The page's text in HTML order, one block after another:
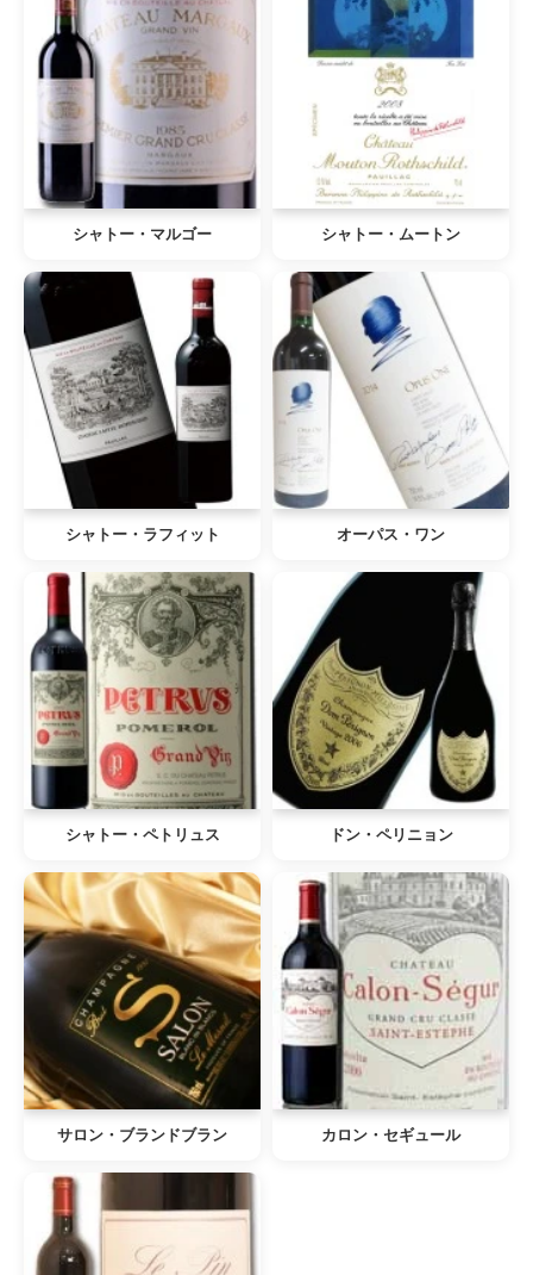
シャトー・マルゴー シャトー・ムートン
シャトー・ラフィット オーパス・ワン
シャトー・ペトリュス ドン・ペリニョン
サロン・ブランドブラン カロン・セギュール